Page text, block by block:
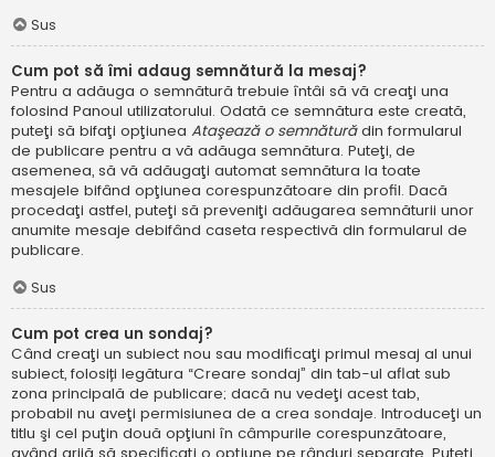
Sus
Cum pot să îmi adaug semnătură la mesaj?
Pentru a adăuga o semnătură trebuie întâi să vă creaţi una
folosind Panoul utilizatorului. Odată ce semnătura este creată,
puteţi să bifaţi opţiunea Ataşează o semnăturădin formularul
de publicare pentru a vă adăuga semnătura. Puteţi, de
asemenea, să vă adăugaţi automat semnătura la toate
mesajele bifând opţiunea corespunzătoare din profil. Dacă
procedaţi astfel, puteţi să preveniţi adăugarea semnăturii unor
anumite mesaje debifând caseta respectivă din formularul de
publicare.
Sus
Cum pot crea un sondaj?
Când creaţi un subiect nou sau modificaţi primul mesaj al unui
subiect, folosiți legătura “Creare sondaj” din tab-ul aflat sub
zona principală de publicare; dacă nu vedeţi acest tab,
probabil nu aveţi permisiunea de a crea sondaje. Introduceţi un
titlu şi cel puţin două opţiuni în câmpurile corespunzătoare,